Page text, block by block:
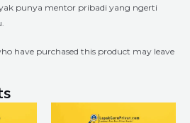
punya mentor pribadi yang ngerti
have purchased this product may leave